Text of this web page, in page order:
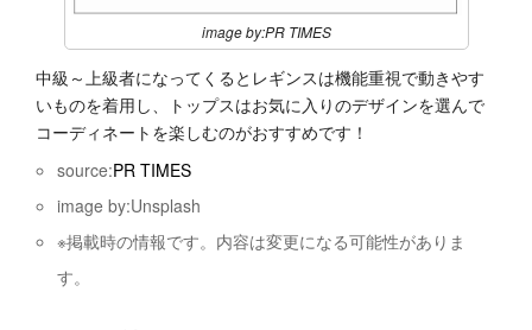
image by:PR TIMES
中級～上級者になってくるとレギンスは機能重視で動きやす
いものを着用し、トップスはお気に入りのデザインを選んで
コーディネートを楽しむのがおすすめです！
source:PR TIMES
image by:Unsplash
※掲載時の情報です。内容は変更になる可能性がありま
す。